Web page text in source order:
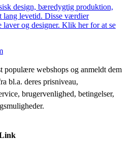
design, bæredygtig produktion,
lang levetid. Disse værdier
laver og designer. Klik her for at se
populære webshops og anmeldt dem
bl.a. deres prisniveau,
brugervenlighed, betingelser,